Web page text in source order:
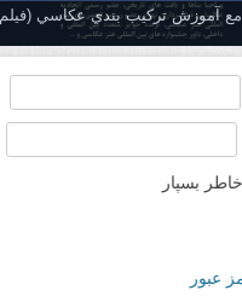
آموزش تركيب بندي عكاسي (فیلم
بسپار
عبور